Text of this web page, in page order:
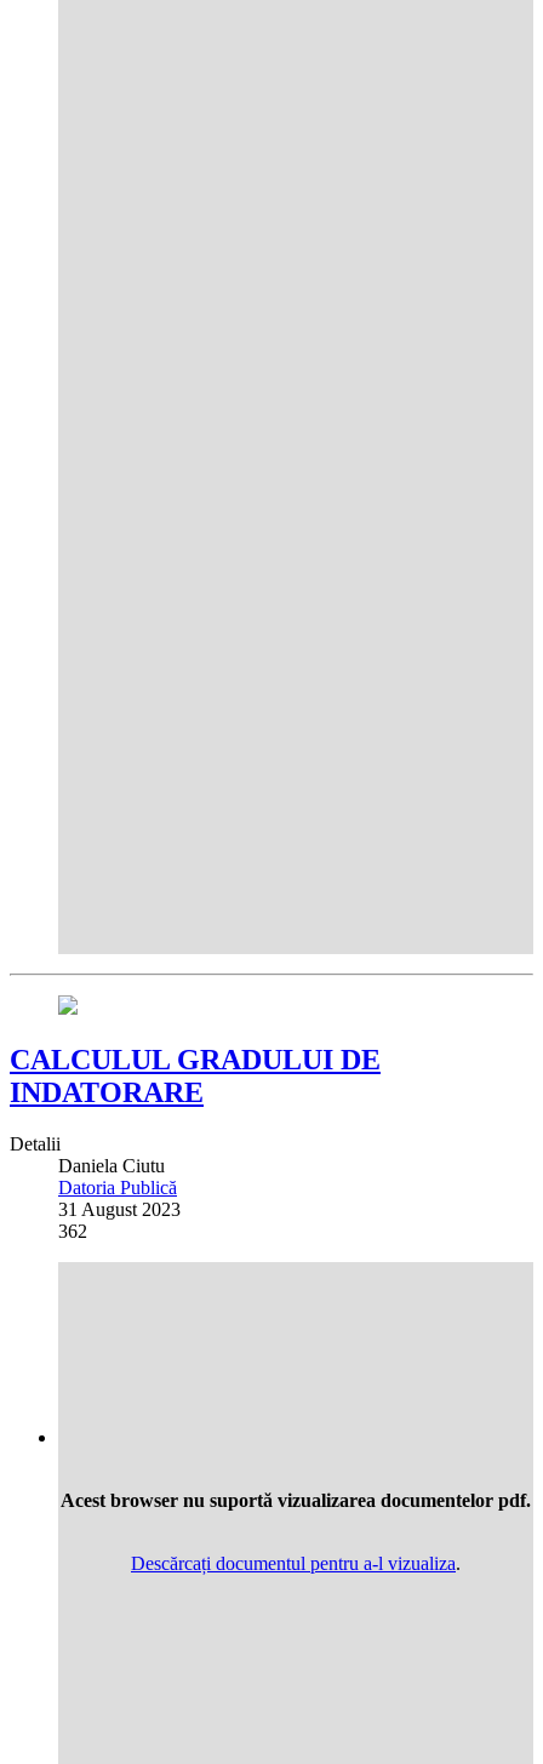
CALCULUL GRADULUI DE
INDATORARE
Detalii
Daniela Ciutu
Datoria Publică
31 August 2023
362
Acest browser nu suportă vizualizarea documentelor pdf.
Descărcați documentul pentru a-l vizualiza.